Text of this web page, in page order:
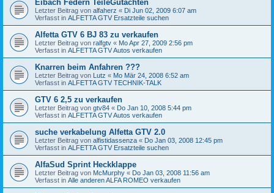
Eibach Federn TeileGutachten
Letzter Beitrag von alfaherz « Di Jun 02, 2009 6:07 am
Verfasst in ALFETTA GTV Ersatzteile suchen
Alfetta GTV 6 BJ 83 zu verkaufen
Letzter Beitrag von ralfgtv « Mo Apr 27, 2009 2:56 pm
Verfasst in ALFETTA GTV Autos verkaufen
Knarren beim Anfahren ???
Letzter Beitrag von Lutz « Mo Mär 24, 2008 6:52 am
Verfasst in ALFETTA GTV TECHNIK-TALK
GTV 6 2,5 zu verkaufen
Letzter Beitrag von gtv84 « Do Jan 10, 2008 5:44 pm
Verfasst in ALFETTA GTV Autos verkaufen
suche verkabelung Alfetta GTV 2.0
Letzter Beitrag von alfistidassenza « Do Jan 03, 2008 12:45 pm
Verfasst in ALFETTA GTV Ersatzteile suchen
AlfaSud Sprint Heckklappe
Letzter Beitrag von McMurphy « Do Jan 03, 2008 11:56 am
Verfasst in Alle anderen ALFA ROMEO verkaufen